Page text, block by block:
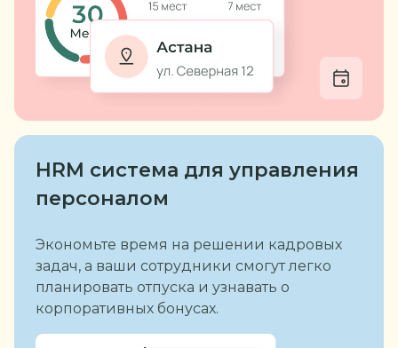
HRM система для управления
персоналом
Экономьте время на решении кадровых
задач, а ваши сотрудники смогут легко
планировать отпуска и узнавать о
корпоративных бонусах.